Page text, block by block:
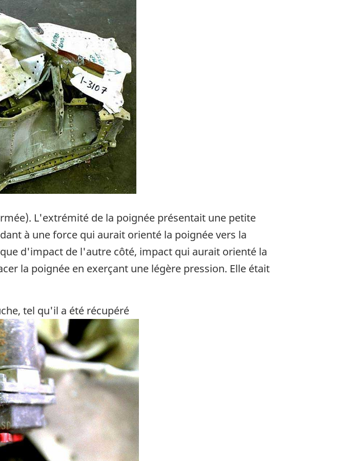
L'extrémité de la poignée présentait une petite
à une force qui aurait orienté la poignée vers la
d'impact de l'autre côté, impact qui aurait orienté la
la poignée en exerçant une légère pression. Elle était
tel qu'il a été récupéré